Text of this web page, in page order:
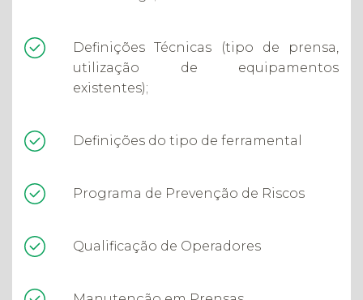
Definições Técnicas (tipo de prensa,
utilização de equipamentos
existentes);
Definições do tipo de ferramental
Programa de Prevenção de Riscos
Qualificação de Operadores